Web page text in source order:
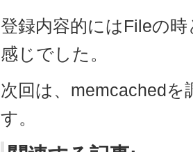
登録内容的にはFileの
感じでした。
次回は、memcachedを
す。